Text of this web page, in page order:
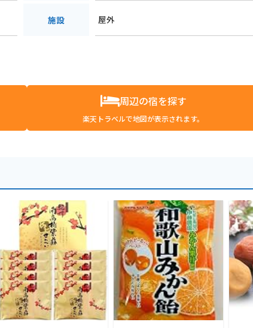
施設 屋外
周辺の宿を探す
楽天トラベルで地図が表示されます。